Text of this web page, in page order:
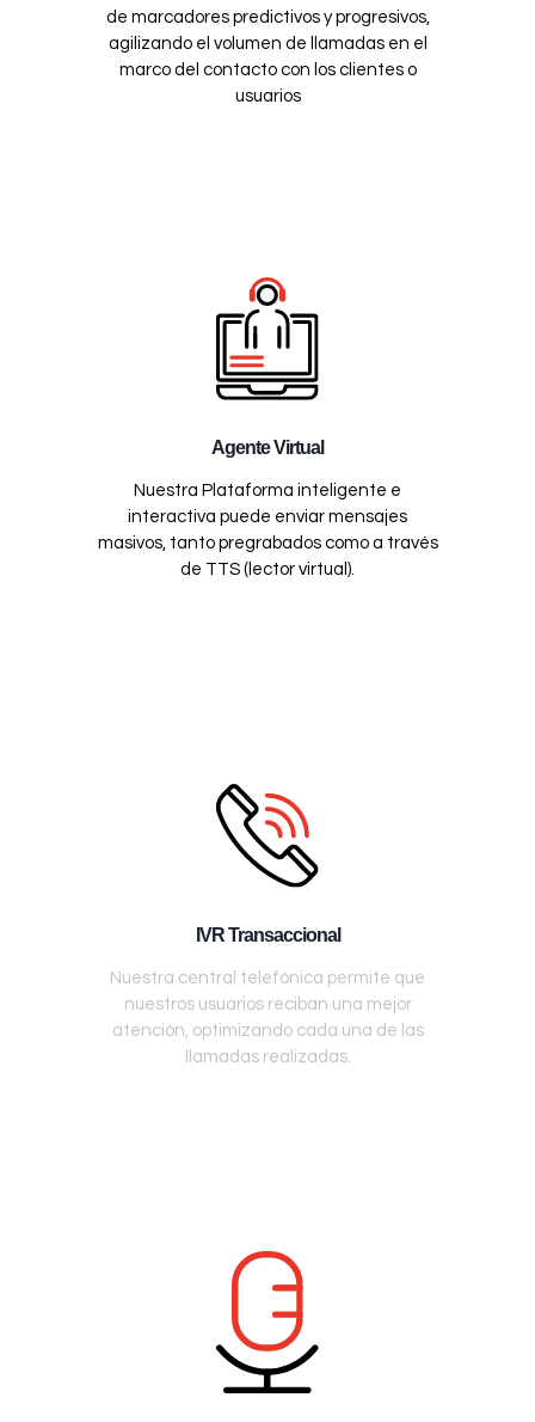
de marcadores predictivos y progresivos,
agilizando el volumen de llamadas en el
marco del contacto con los clientes o
usuarios
Agente Virtual
Nuestra Plataforma inteligente e
interactiva puede enviar mensajes
masivos, tanto pregrabados como a través
de TTS (lector virtual).
IVR Transaccional
Nuestra central telefónica permite que
nuestros usuarios reciban una mejor
atención, optimizando cada una de las
llamadas realizadas.